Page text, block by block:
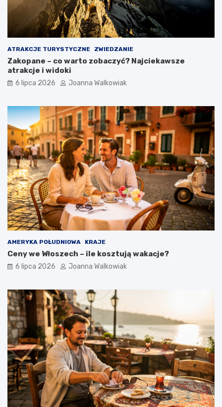
ATRAKCJE TURYSTYCZNE ZWIEDZANIE
Zakopane – co warto zobaczyć? Najciekawsze
atrakcje i widoki
6 lipca 2026 Joanna Walkowiak
AMERYKA POŁUDNIOWA KRAJE
Ceny we Włoszech – ile kosztują wakacje?
6 lipca 2026 Joanna Walkowiak